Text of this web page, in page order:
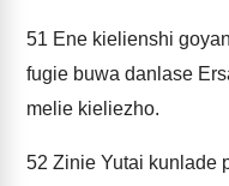
51 Ene kielienshi
fugie buwa danlase
melie kieliezho.
52 Zinie Yutai kunlade